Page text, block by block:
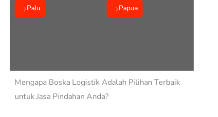
Palu Papua
Mengapa Boska Logistik Adalah Pilihan Terbaik
untuk Jasa Pindahan Anda?